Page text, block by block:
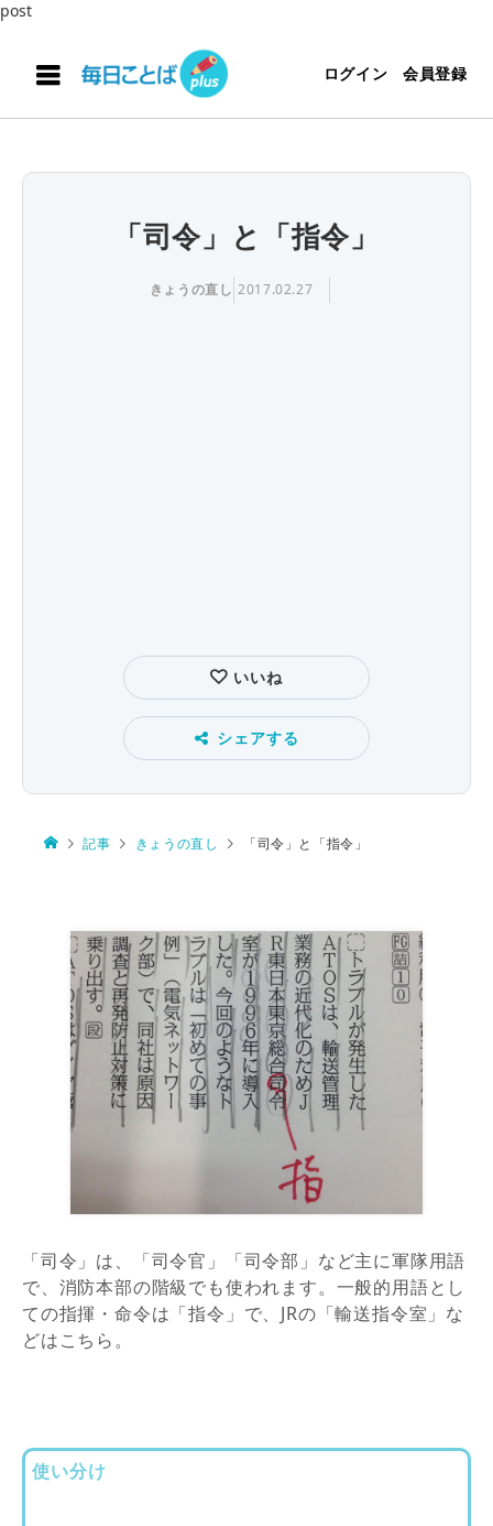
post
ログイン 会員登録
「司令」と「指令」
きょうの直し 2017.02.27
いいね
シェアする
記事 きょうの直し 「司令」と「指令」
「司令」は、「司令官」「司令部」など主に軍隊用語
で、消防本部の階級でも使われます。一般的用語とし
ての指揮・命令は「指令」で、JRの「輸送指令室」な
どはこちら。
使い分け